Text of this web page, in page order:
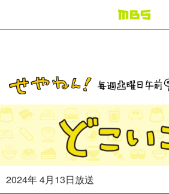
ドラマ
動画イズム
天気・防災
映画
2024年 4月13日放送